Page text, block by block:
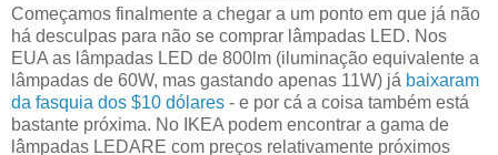
Começamos finalmente a chegar a um ponto em que já não
há desculpas para não se comprar lâmpadas LED. Nos
EUA as lâmpadas LED de 800lm (iluminação equivalente a
lâmpadas de 60W, mas gastando apenas 11W) já baixaram
da fasquia dos $10 dólares - e por cá a coisa também está
bastante próxima. No IKEA podem encontrar a gama de
lâmpadas LEDARE com preços relativamente próximos